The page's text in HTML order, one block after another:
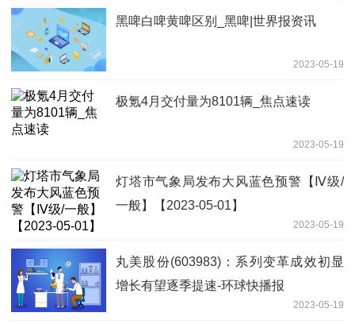
黑啤白啤黄啤区别_黑啤|世界报资讯
2023-05-19
极氪4月交付量为8101辆_焦点速读
2023-05-19
灯塔市气象局发布大风蓝色预警【Ⅳ级/
一般】【2023-05-01】
2023-05-19
丸美股份(603983)：系列变革成效初显
增长有望逐季提速-环球快播报
2023-05-19